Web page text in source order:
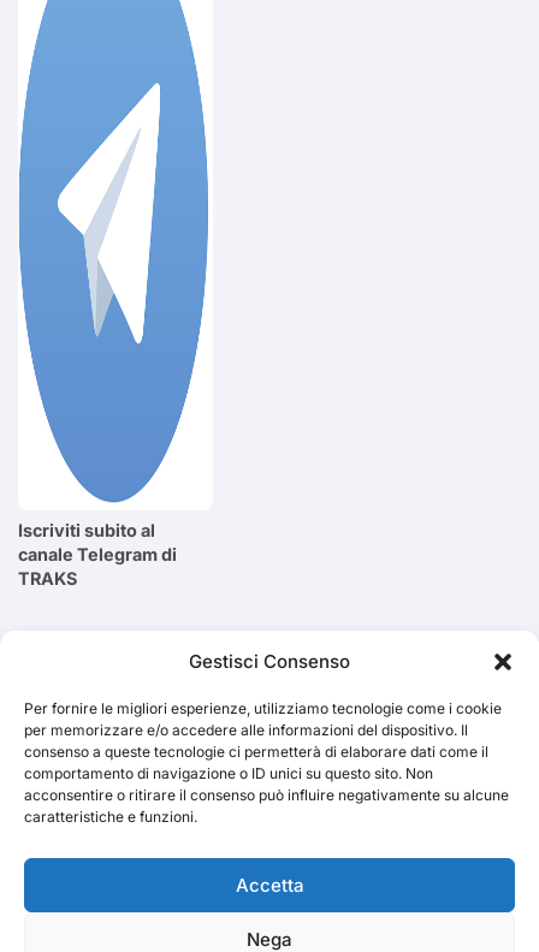
Gestisci Consenso
Per fornire le migliori esperienze, utilizziamo tecnologie come i cookie
per memorizzare e/o accedere alle informazioni del dispositivo. Il
consenso a queste tecnologie ci permetterà di elaborare dati come il
comportamento di navigazione o ID unici su questo sito. Non
acconsentire o ritirare il consenso può influire negativamente su alcune
caratteristiche e funzioni.
Accetta
Nega
Iscriviti subito al
canale Telegram di
TRAKS
Cerca
TRAKS